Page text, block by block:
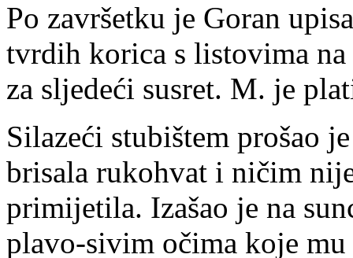
Po završetku je Goran
tvrdih korica s listovima
za sljedeći susret. M. je
Silazeći stubištem prošao
brisala rukohvat i ničim
primijetila. Izašao je na
plavo-sivim očima koje mu